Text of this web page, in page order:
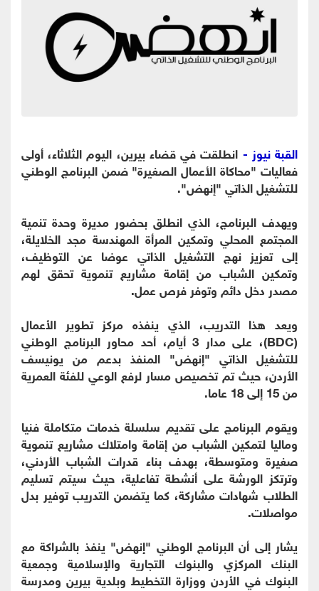
القبة نيوز - انطلقت في قضاء بيرين، اليوم الثلاثاء، أولى
فعاليات "محاكاة الأعمال الصغيرة" ضمن البرنامج الوطني
للتشغيل الذاتي "إنهض".
ويهدف البرنامج، الذي انطلق بحضور مديرة وحدة تنمية
المجتمع المحلي وتمكين المرأة المهندسة مجد الخلايلة،
إلى تعزيز نهج التشغيل الذاتي عوضا عن التوظيف،
وتمكين الشباب من إقامة مشاريع تنموية تحقق لهم
مصدر دخل دائم وتوفر فرص عمل.
ويعد هذا التدريب، الذي ينفذه مركز تطوير الأعمال
(BDC)، على مدار 3 أيام، أحد محاور البرنامج الوطني
للتشغيل الذاتي "إنهض" المنفذ بدعم من يونيسف
الأردن، حيث تم تخصيص مسار لرفع الوعي للفئة العمرية
من 15 إلى 18 عاما.
ويقوم البرنامج على تقديم سلسلة خدمات متكاملة فنيا
وماليا لتمكين الشباب من إقامة وامتلاك مشاريع تنموية
صغيرة ومتوسطة، بهدف بناء قدرات الشباب الأردني،
وترتكز الورشة على أنشطة تفاعلية، حيث سيتم تسليم
الطلاب شهادات مشاركة، كما يتضمن التدريب توفير بدل
مواصلات.
يشار إلى أن البرنامج الوطني "إنهض" ينفذ بالشراكة مع
البنك المركزي والبنوك التجارية والإسلامية وجمعية
البنوك في الأردن ووزارة التخطيط وبلدية بيرين ومدرسة